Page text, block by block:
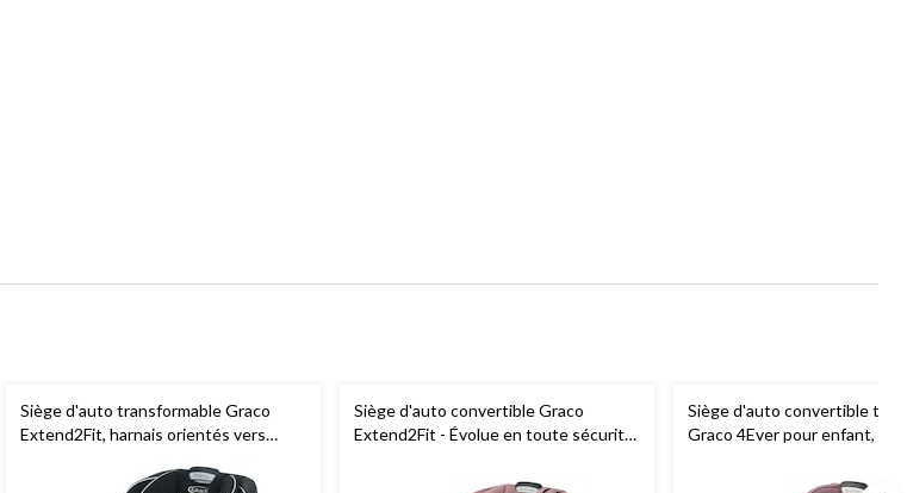
Siège d'auto transformable Graco
Extend2Fit, harnais orientés vers
Siège d'auto convertible Graco
Extend2Fit - Évolue en toute sécurité
l'arrière à l'orientation vers l'avant, 1,8-
Siège d'auto convertible
Graco 4Ever pour enfant,